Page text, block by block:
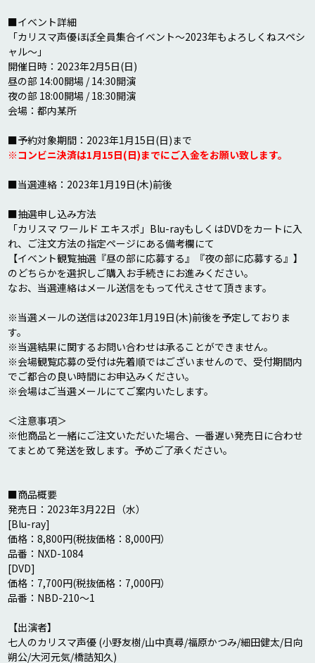
■イベント詳細
「カリスマ声優ほぼ全員集合イベント～2023年もよろしくねスペシ
ャル～」
開催日時：2023年2月5日(日)
昼の部 14:00開場 / 14:30開演
夜の部 18:00開場 / 18:30開演
会場：都内某所
※コンビニ決済は1月15日(日)までにご入金をお願い致します。
■当選連絡：2023年1月19日(木)前後
■抽選申し込み方法
「カリスマ ワールド エキスポ」Blu-rayもしくはDVDをカートに入
れ、ご注文方法の指定ページにある備考欄にて
【イベント観覧抽選『昼の部に応募する』『夜の部に応募する』】
のどちらかを選択しご購入お手続きにお進みください。
なお、当選連絡はメール送信をもって代えさせて頂きます。
※当選メールの送信は2023年1月19日(木)前後を予定しておりま
す。
※当選結果に関するお問い合わせは承ることができません。
※会場観覧応募の受付は先着順ではございませんので、受付期間内
でご都合の良い時間にお申込みください。
※会場はご当選メールにてご案内いたします。
＜注意事項＞
※他商品と一緒にご注文いただいた場合、一番遅い発売日に合わせ
てまとめて発送を致します。予めご了承ください。
■商品概要
発売日：2023年3月22日（水）
[Blu-ray]
価格：8,800円(税抜価格：8,000円）
品番：NXD-1084
[DVD]
価格：7,700円(税抜価格：7,000円）
品番：NBD-210～1
【出演者】
七人のカリスマ声優 (小野友樹/山中真尋/福原かつみ/細田健太/日向
朔公/大河元気/橋詰知久)